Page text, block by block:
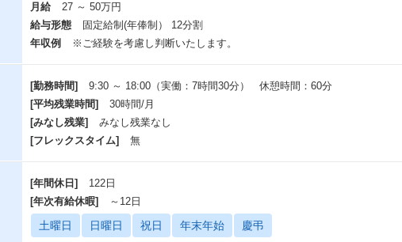
トーチライトの強み
・課題を解決するために、各企業に合わせた最適な施策・ツールのプロデュース
・LINE公式アカウントのトータルサポートサービスである”TeLAS"、Hakuhodo
APIツールである”DialogOne®”などを用いて、ソリューションをアレンジしな
・Hakuhodo DY ONEグループとして提供するAPIツール、運用知見・広告運用
づいたプロデュースや運用が可能です
◆LINE、Meta、Xのパートナー企業ならではの技術力がある
月給
27 ～ 50万円
給与形態
固定給制(年俸制） 12分割
年収例
※ご経験を考慮し判断いたします。
[勤務時間]
9:30 ～ 18:00（実働：7時間30分） 休憩時間：60分
[平均残業時間]
30時間/月
[みなし残業]
みなし残業なし
[フレックスタイム]
無
[年間休日]
122日
[年次有給休暇]
～12日
土曜日 日曜日 祝日 年末年始 慶弔